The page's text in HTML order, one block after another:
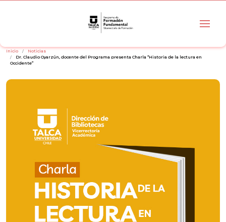
Inicio
Noticias
Dr. Claudio Oyarzún, docente del Programa presenta Charla “Historia de la lectura en
Occidente”